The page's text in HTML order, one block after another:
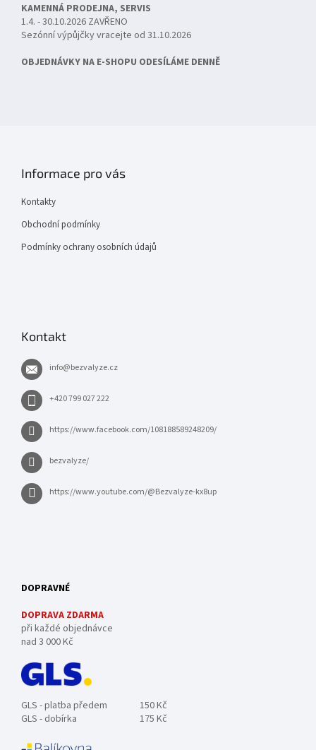
KAMENNÁ PRODEJNA, SERVIS
1.4. - 30.10.2026 ZAVŘENO
Sezónní výpůjčky vracejte od 31.10.2026
OBJEDNÁVKY NA E-SHOPU ODESÍLÁME DENNĚ
Informace pro vás
Kontakty
Obchodní podmínky
Podmínky ochrany osobních údajů
Kontakt
info@bezvalyze.cz
+420 799 027 222
https://www.facebook.com/108188589248209/
bezvalyze/
https://www.youtube.com/@Bezvalyze-kx8up
DOPRAVNÉ
DOPRAVA ZDARMA
při každé objednávce
nad 3 000 Kč
GLS - platba předem
150 Kč
GLS - dobírka
175 Kč